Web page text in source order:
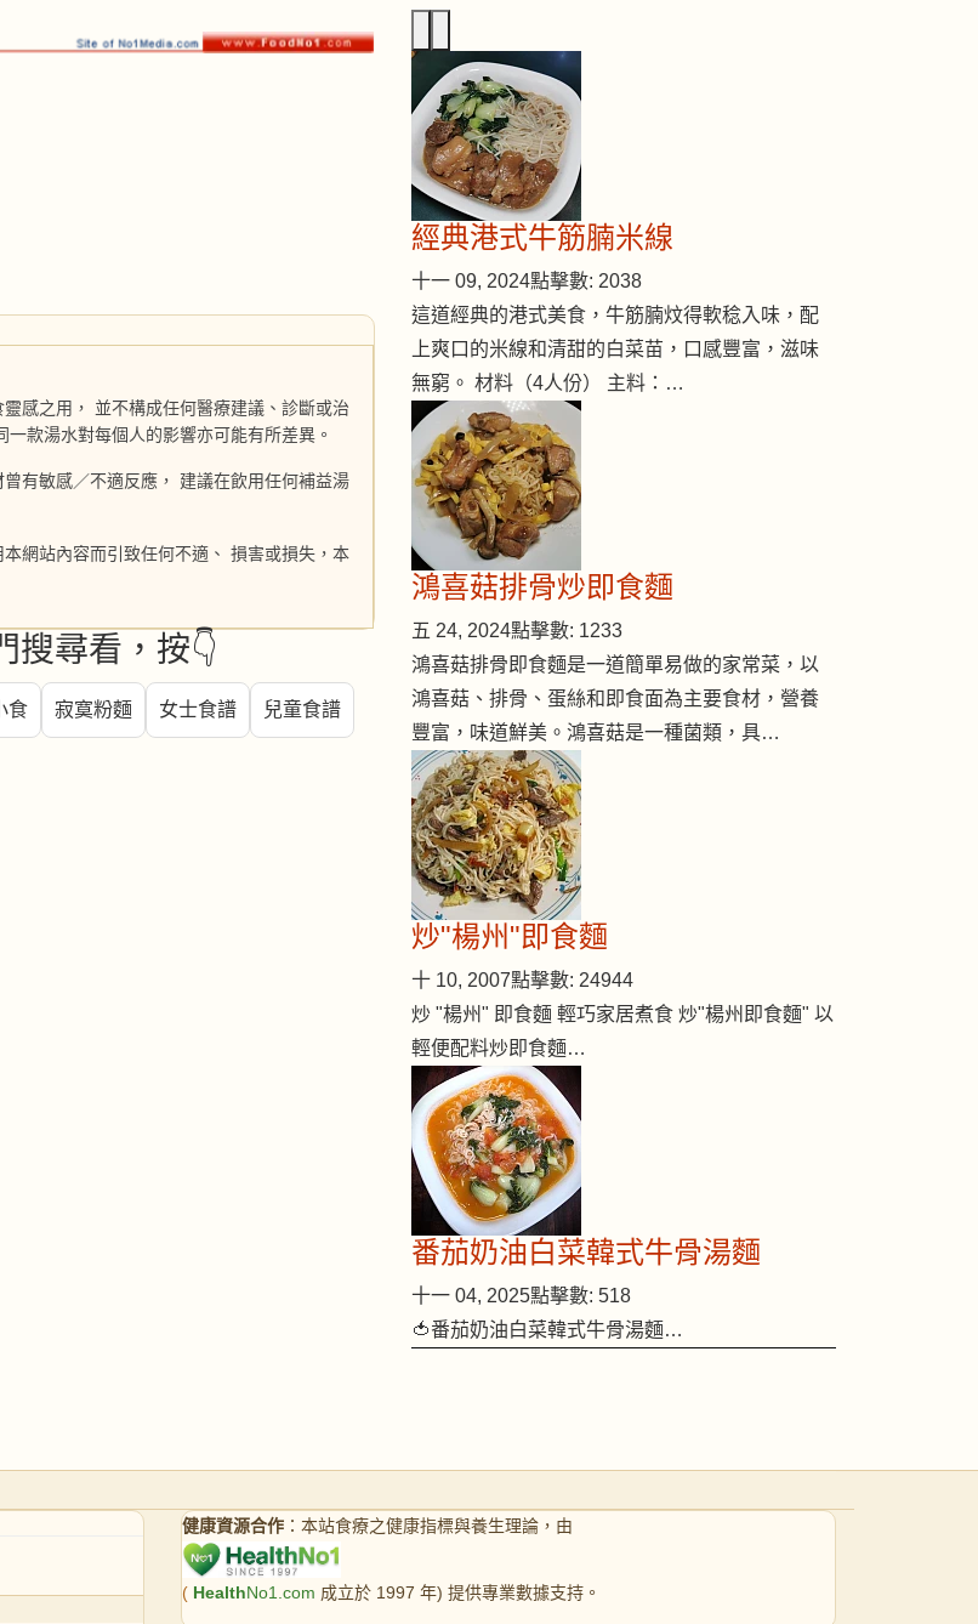
感之用， 並不構成任何醫療建議、診斷或治
款湯水對每個人的影響亦可能有所差異。
有敏感／不適反應， 建議在飲用任何補益湯
網站內容而引致任何不適、 損害或損失，本
搜尋看，按👇
食 寂寞粉麵 女士食譜 兒童食譜
經典港式牛筋腩米線
十一 09, 2024點擊數: 2038
這道經典的港式美食，牛筋腩炆得軟稔入味，配
上爽口的米線和清甜的白菜苗，口感豐富，滋味
無窮。 材料（4人份） 主料：…
鴻喜菇排骨炒即食麵
五 24, 2024點擊數: 1233
鴻喜菇排骨即食麵是一道簡單易做的家常菜，以
鴻喜菇、排骨、蛋絲和即食面為主要食材，營養
豐富，味道鮮美。鴻喜菇是一種菌類，具…
炒"楊州"即食麵
十 10, 2007點擊數: 24944
炒 "楊州" 即食麵 輕巧家居煮食 炒"楊州即食麵" 以
輕便配料炒即食麵…
番茄奶油白菜韓式牛骨湯麵
十一 04, 2025點擊數: 518
🍅番茄奶油白菜韓式牛骨湯麵…
健康資源合作 ：本站食療之健康指標與養生理論，由
( HealthNo1.com 成立於 1997 年) 提供專業數據支持。